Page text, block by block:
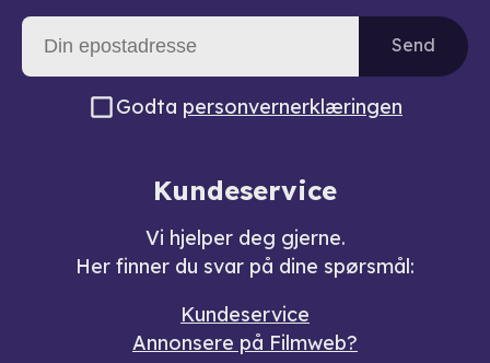
Send
Godta personvernerklæringen
Kundeservice
Vi hjelper deg gjerne.
Her finner du svar på dine spørsmål:
Kundeservice
Annonsere på Filmweb?